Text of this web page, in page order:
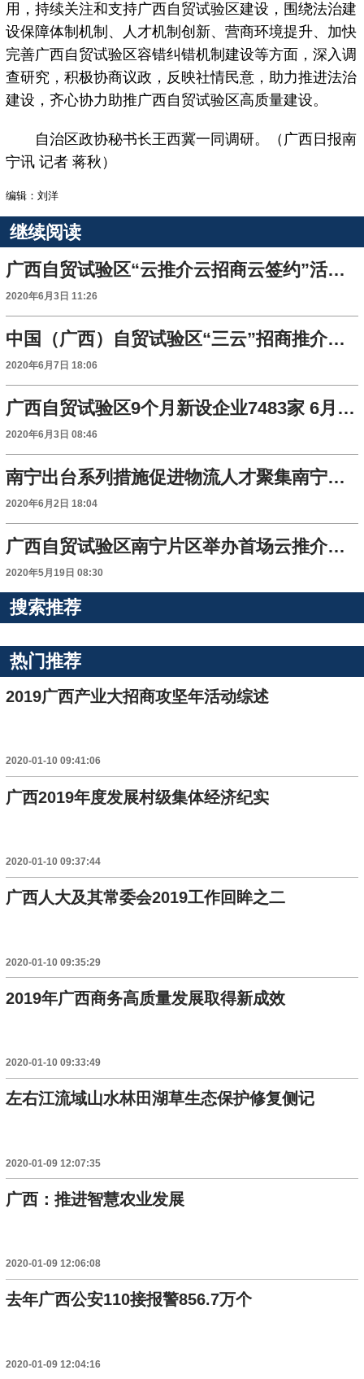
用，持续关注和支持广西自贸试验区建设，围绕法治建
设保障体制机制、人才机制创新、营商环境提升、加快
完善广西自贸试验区容错纠错机制建设等方面，深入调
查研究，积极协商议政，反映社情民意，助力推进法治
建设，齐心协力助推广西自贸试验区高质量建设。
自治区政协秘书长王西冀一同调研。（广西日报南
宁讯 记者 蒋秋）
编辑：刘洋
继续阅读
广西自贸试验区“云推介云招商云签约”活动将于6月6日开启
2020年6月3日 11:26
中国（广西）自贸试验区“三云”招商推介活动正式启动 签约项目达31项
2020年6月7日 18:06
广西自贸试验区9个月新设企业7483家 6月6日将举办云推介云招商云签约大型活动
2020年6月3日 08:46
南宁出台系列措施促进物流人才聚集南宁片区
2020年6月2日 18:04
广西自贸试验区南宁片区举办首场云推介会—— 借“云”招商促发展
2020年5月19日 08:30
搜索推荐
热门推荐
2019广西产业大招商攻坚年活动综述
2020-01-10 09:41:06
广西2019年度发展村级集体经济纪实
2020-01-10 09:37:44
广西人大及其常委会2019工作回眸之二
2020-01-10 09:35:29
2019年广西商务高质量发展取得新成效
2020-01-10 09:33:49
左右江流域山水林田湖草生态保护修复侧记
2020-01-09 12:07:35
广西：推进智慧农业发展
2020-01-09 12:06:08
去年广西公安110接报警856.7万个
2020-01-09 12:04:16